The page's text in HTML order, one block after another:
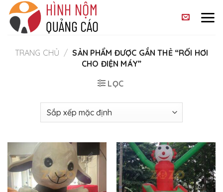
Skip
content
TRANG CHỦ / SẢN PHẨM ĐƯỢC GẮN THẺ “RỐI HƠI
CHO ĐIỆN MÁY”
LỌC